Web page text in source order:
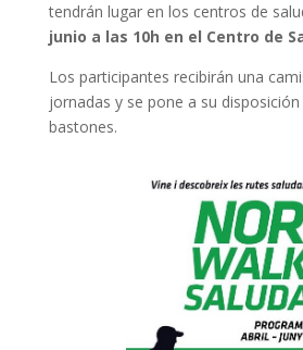
tendrán lugar en los centros de
junio a las 10h en el Centro de
Los participantes recibirán una
jornadas y se pone a su
bastones.